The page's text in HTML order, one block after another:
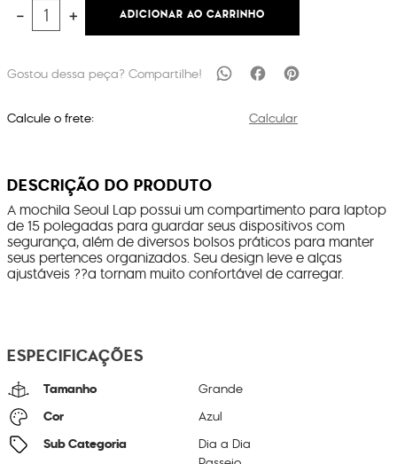
＋
－ ADICIONAR AO CARRINHO
Calcule o frete: Calcular
DESCRIÇÃO DO PRODUTO
A mochila Seoul Lap possui um compartimento para laptop
de 15 polegadas para guardar seus dispositivos com
segurança, além de diversos bolsos práticos para manter
seus pertences organizados. Seu design leve e alças
ajustáveis ??a tornam muito confortável de carregar.
ESPECIFICAÇÕES
Tamanho Grande
Cor Azul
Sub Categoria
Dia a Dia